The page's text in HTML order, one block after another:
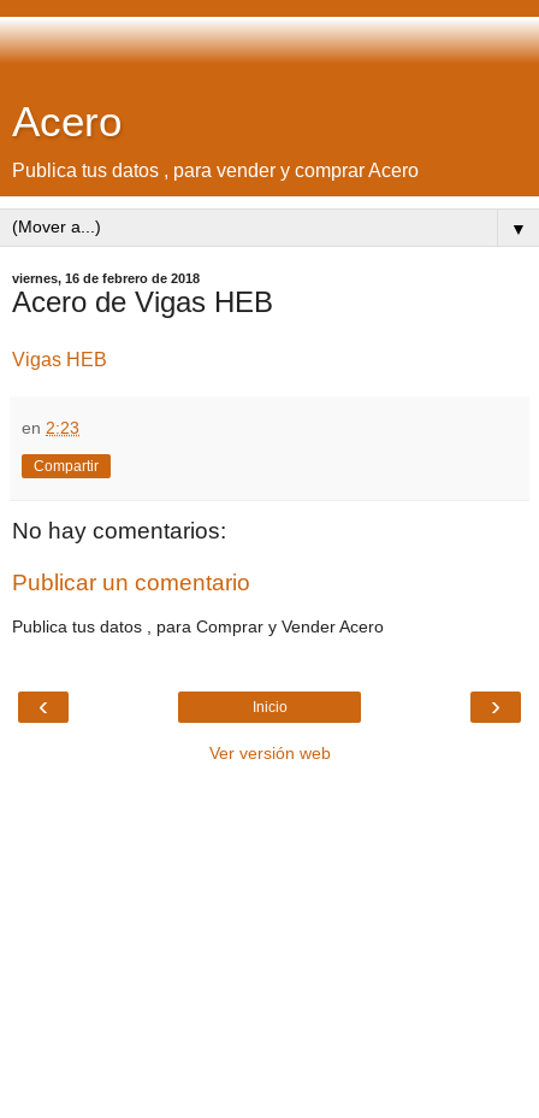
Acero
Publica tus datos , para vender y comprar Acero
▼
viernes, 16 de febrero de 2018
Acero de Vigas HEB
Vigas HEB
en 2:23
Compartir
No hay comentarios:
Publicar un comentario
Publica tus datos , para Comprar y Vender Acero
‹ ›
Inicio
Ver versión web